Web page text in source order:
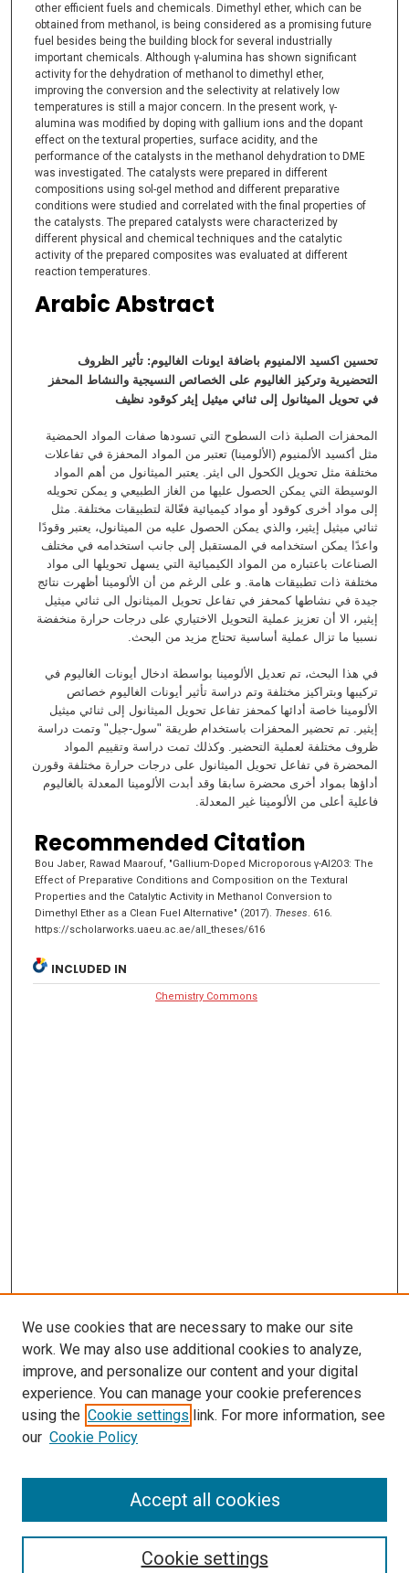
other efficient fuels and chemicals. Dimethyl ether, which can be
obtained from methanol, is being considered as a promising future
fuel besides being the building block for several industrially
important chemicals. Although γ-alumina has shown significant
activity for the dehydration of methanol to dimethyl ether,
improving the conversion and the selectivity at relatively low
temperatures is still a major concern. In the present work, γ-
alumina was modified by doping with gallium ions and the dopant
effect on the textural properties, surface acidity, and the
performance of the catalysts in the methanol dehydration to DME
was investigated. The catalysts were prepared in different
compositions using sol-gel method and different preparative
conditions were studied and correlated with the final properties of
the catalysts. The prepared catalysts were characterized by
different physical and chemical techniques and the catalytic
activity of the prepared composites was evaluated at different
reaction temperatures.
Arabic Abstract
تحسين اكسيد الالمنيوم باضافة ايونات الغاليوم: تأثير الظروف
التحضيرية وتركيز الغاليوم على الخصائص النسيجية والنشاط المحفز
في تحويل الميثانول إلى ثنائي ميثيل إيثر كوقود نظيف
المحفزات الصلبة ذات السطوح التي تسودها صفات المواد الحمضية
مثل أكسيد الألمنيوم (الألومينا) تعتبر من المواد المحفزة في تفاعلات
مختلفة مثل تحويل الكحول الى ايثر. يعتبر الميثانول من أهم المواد
الوسيطة التي يمكن الحصول عليها من الغاز الطبيعي و يمكن تحويله
إلى مواد أخرى كوقود أو مواد كيميائية فعّالة لتطبيقات مختلفة. مثل
ثنائي ميثيل إيثير، والذي يمكن الحصول عليه من الميثانول، يعتبر وقودًا
واعدًا يمكن استخدامه في المستقبل إلى جانب استخدامه في مختلف
الصناعات باعتباره من المواد الكيميائية التي يسهل تحويلها الى مواد
مختلفة ذات تطبيقات هامة. و على الرغم من أن الألومينا أظهرت نتائج
جيدة في نشاطها كمحفز في تفاعل تحويل الميثانول الى ثنائي ميثيل
إيثير، الا أن تعزيز عملية التحويل الاختياري على درجات حرارة منخفضة
نسبيا ما تزال عملية أساسية تحتاج مزيد من البحث.
في هذا البحث، تم تعديل الألومينا بواسطة ادخال أيونات الغاليوم في
تركيبها وبتراكيز مختلفة وتم دراسة تأثير أيونات الغاليوم خصائص
الألومينا خاصة أدائها كمحفز تفاعل تحويل الميثانول إلى ثنائي ميثيل
إيثير. تم تحضير المحفزات باستخدام طريقة "سول-جيل" وتمت دراسة
ظروف مختلفة لعملية التحضير. وكذلك تمت دراسة وتقييم المواد
المحضرة في تفاعل تحويل الميثانول على درجات حرارة مختلفة وقورن
أداؤها بمواد أخرى محضرة سابقا وقد أبدت الألومينا المعدلة بالغاليوم
فاعلية أعلى من الألومينا غير المعدلة.
Recommended Citation
Bou Jaber, Rawad Maarouf, "Gallium-Doped Microporous γ-Al2O3: The
Effect of Preparative Conditions and Composition on the Textural
Properties and the Catalytic Activity in Methanol Conversion to
Dimethyl Ether as a Clean Fuel Alternative" (2017). Theses. 616.
https://scholarworks.uaeu.ac.ae/all_theses/616
INCLUDED IN
Chemistry Commons
We use cookies that are necessary to make our site
work. We may also use additional cookies to analyze,
improve, and personalize our content and your digital
experience. You can manage your cookie preferences
using the Cookie settings link. For more information, see
our Cookie Policy
Cookie settings
Accept all cookies